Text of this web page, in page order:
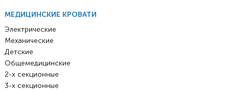
МЕДИЦИНСКИЕ КРОВАТИ
Электрические
Механические
Детские
Общемедицинские
2-х секционные
3-х секционные